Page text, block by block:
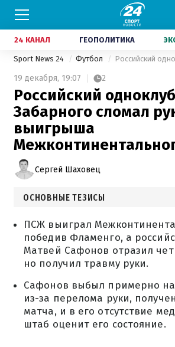
24 КАНАЛ ГЕОПОЛИТИКА
Sport News 24 Футбол
19 декабря, 19:07 2
Российский
Забарного сломал
выигрыша
Сергей Шаховец
ОСНОВНЫЕ ТЕЗИСЫ
ПСЖ выиграл
победив Фламенго, а
Матвей Сафонов отразил
но получил травму руки.
Сафонов выбыл примерно
из-за перелома руки,
матча, и в его отсутствие
штаб оценит его состояние.